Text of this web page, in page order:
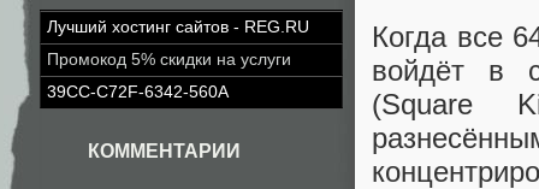
Лучший хостинг сайтов - REG.RU
Промокод 5% скидки на услуги
39CC-C72F-6342-560A
КОММЕНТАРИИ
Когда все
войдёт в
(Square